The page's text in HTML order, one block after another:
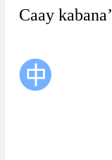
Caay kabana’